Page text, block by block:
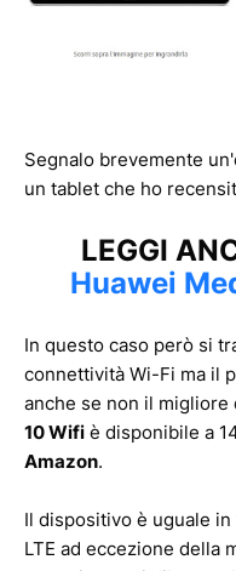
Segnalo brevemente
un tablet che ho
LEGGI
Huawei
In questo caso però si
connettività Wi-Fi ma il
anche se non il migliore
10 Wifi è disponibile a
Amazon.
Il dispositivo è uguale
LTE ad eccezione della